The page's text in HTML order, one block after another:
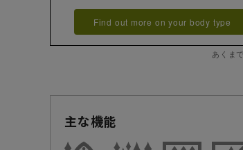
Find out more on your body type
あくま
主な機能